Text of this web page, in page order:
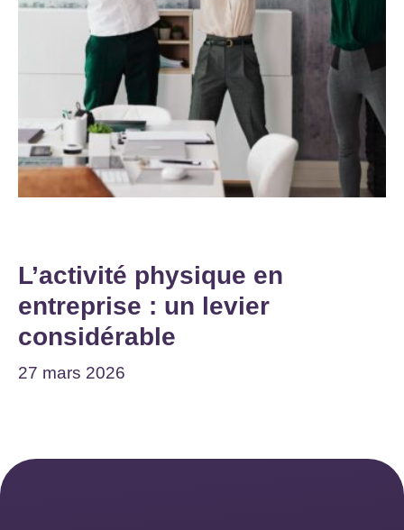
L’activité physique en
entreprise : un levier
considérable
27 mars 2026